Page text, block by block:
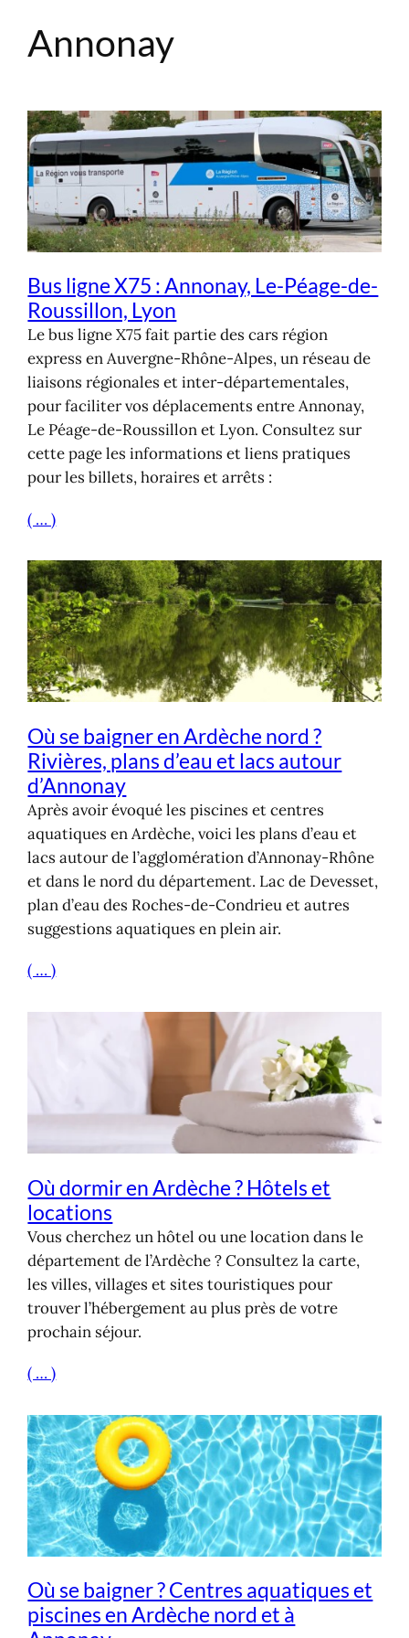
AllerAnnonay
Bus ligne X75 : Annonay, Le-Péage-de-
Roussillon, Lyon
Le bus ligne X75 fait partie des cars région
express en Auvergne-Rhône-Alpes, un réseau de
liaisons régionales et inter-départementales,
pour faciliter vos déplacements entre Annonay,
Le Péage-de-Roussillon et Lyon. Consultez sur
cette page les informations et liens pratiques
pour les billets, horaires et arrêts :
( … )
Où se baigner en Ardèche nord ?
Rivières, plans d’eau et lacs autour
d’Annonay
Après avoir évoqué les piscines et centres
aquatiques en Ardèche, voici les plans d’eau et
lacs autour de l’agglomération d’Annonay-Rhône
et dans le nord du département. Lac de Devesset,
plan d’eau des Roches-de-Condrieu et autres
suggestions aquatiques en plein air.
( … )
Où dormir en Ardèche ? Hôtels et
locations
Vous cherchez un hôtel ou une location dans le
département de l’Ardèche ? Consultez la carte,
les villes, villages et sites touristiques pour
trouver l’hébergement au plus près de votre
prochain séjour.
( … )
Où se baigner ? Centres aquatiques et
piscines en Ardèche nord et à